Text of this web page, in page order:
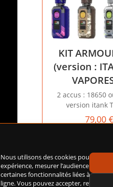
Nous utilisons des cookies pour
expérience, mesurer l’audience du site
certaines fonctionnalités liées à notre
ligne. Vous pouvez accepter, refuser ou
KIT
(version :
2 accus : 18650
version itank
79,00€